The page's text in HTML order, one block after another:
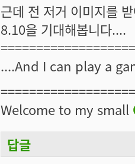
근데 전 저거 이미지를
8.10을 기대해봅니다....
....And I can play a
Welcome to my small
답글